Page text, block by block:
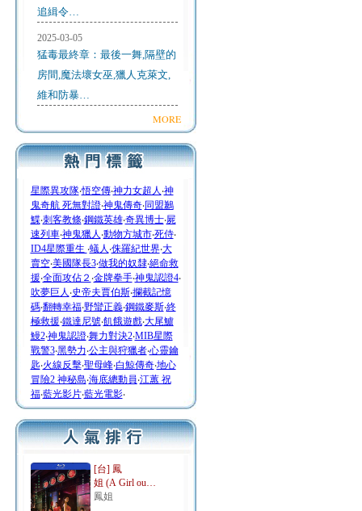
追緝令…
2025-03-05
猛毒最終章：最後一舞,隔壁的
房間,魔法壞女巫,獵人克萊文,
維和防暴…
MORE
星際異攻隊‧悟空傳‧神力女超人 ‧神
鬼奇航 死無對證‧神鬼傳奇‧同盟鶼
鰈‧刺客教條‧鋼鐵英雄‧奇異博士‧屍
速列車‧神鬼獵人 ‧動物方城市‧死侍‧
ID4星際重生 ‧蟻人 ‧侏羅紀世界‧大
賣空‧美國隊長3‧做我的奴隸‧絕命救
援‧全面攻佔２ ‧金牌拳手‧神鬼認證4‧
吹夢巨人 ‧史帝夫賈伯斯‧攔截記憶
碼‧翻轉幸福‧野蠻正義‧鋼鐵麥斯‧終
極救援‧鐵達尼號‧飢餓遊戲‧大尾鱸
鰻2‧神鬼認證‧舞力對決2‧MIB星際
戰警3‧黑勢力‧公主與狩獵者‧心靈鑰
匙‧火線反擊‧聖母峰‧白鯨傳奇‧地心
冒險2 神秘島‧海底總動員‧江蕙 祝
福‧藍光影片‧藍光電影‧
[台] 鳳
姐 (A Girl ou…
鳳姐